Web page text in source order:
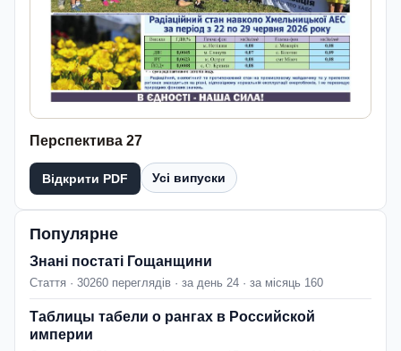
Перспектива 27
Відкрити PDF Усі випуски
Популярне
Знані постаті Гощанщини
Стаття · 30260 переглядів · за день 24 · за місяць 160
Таблицы табели о рангах в Российской
империи